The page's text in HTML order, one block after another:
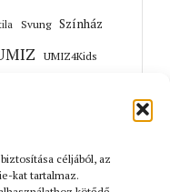
céljából, az
kat tartalmaz.
Svung Színház
UMIZ4Kids